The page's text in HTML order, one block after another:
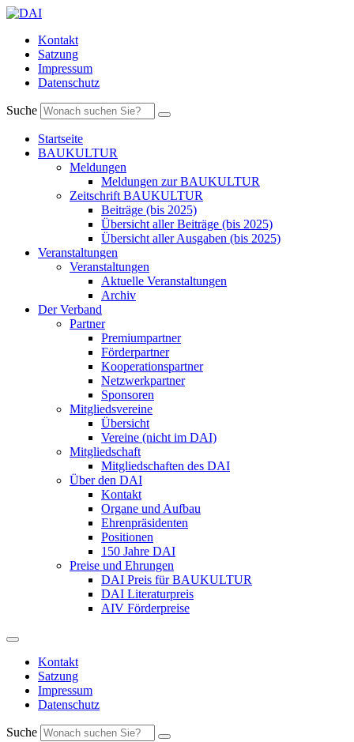
Kontakt
Satzung
Impressum
Datenschutz
Suche
Startseite
BAUKULTUR
Meldungen
Meldungen zur BAUKULTUR
Zeitschrift BAUKULTUR
Beiträge (bis 2025)
Übersicht aller Beiträge (bis 2025)
Übersicht aller Ausgaben (bis 2025)
Veranstaltungen
Veranstaltungen
Aktuelle Veranstaltungen
Archiv
Der Verband
Partner
Premiumpartner
Förderpartner
Kooperationspartner
Netzwerkpartner
Sponsoren
Mitgliedsvereine
Übersicht
Vereine (nicht im DAI)
Mitgliedschaft
Mitgliedschaften des DAI
Über den DAI
Kontakt
Organe und Aufbau
Ehrenpräsidenten
Positionen
150 Jahre DAI
Preise und Ehrungen
DAI Preis für BAUKULTUR
DAI Literaturpreis
AIV Förderpreise
Kontakt
Satzung
Impressum
Datenschutz
Suche